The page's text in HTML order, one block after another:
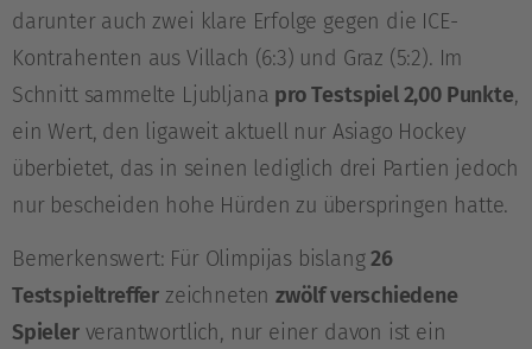
darunter auch zwei klare Erfolge gegen die ICE-
Kontrahenten aus Villach (6:3) und Graz (5:2). Im
Schnitt sammelte Ljubljana pro Testspiel 2,00 Punkte,
ein Wert, den ligaweit aktuell nur Asiago Hockey
überbietet, das in seinen lediglich drei Partien jedoch
nur bescheiden hohe Hürden zu überspringen hatte.
Bemerkenswert: Für Olimpijas bislang26
Testspieltreffer zeichneten zwölf verschiedene
Spielerverantwortlich, nur einer davon ist ein